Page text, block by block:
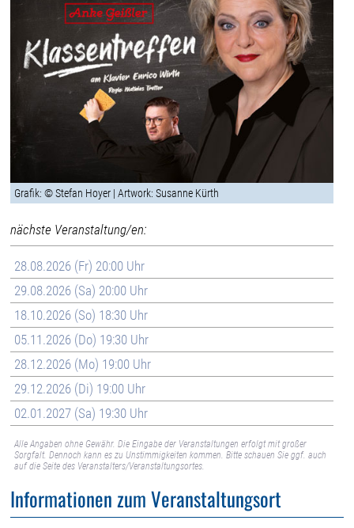
Grafik: © Stefan Hoyer | Artwork: Susanne Kürth
nächste Veranstaltung/en:
28.08.2026 (Fr) 20:00 Uhr
29.08.2026 (Sa) 20:00 Uhr
18.10.2026 (So) 18:30 Uhr
05.11.2026 (Do) 19:30 Uhr
28.12.2026 (Mo) 19:00 Uhr
29.12.2026 (Di) 19:00 Uhr
02.01.2027 (Sa) 19:30 Uhr
Alle Angaben ohne Gewähr. Die Eingabe der Veranstaltungen erfolgt mit großer
Sorgfalt. Dennoch kann es zu Unstimmigkeiten kommen. Bitte schauen Sie ggf. auch
auf die Seite des Veranstalters/Veranstaltungsortes.
Informationen zum Veranstaltungsort